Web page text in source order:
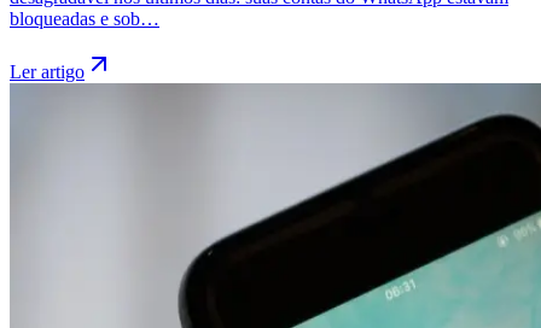
bloqueadas e sob…
Ler artigo